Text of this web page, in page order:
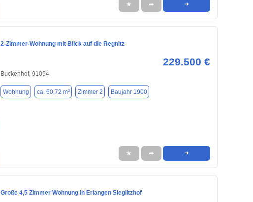
★ ➦ ➜
2-Zimmer-Wohnung mit Blick auf die Regnitz
229.500 €
Buckenhof, 91054
Wohnung ca. 60,72 m² Zimmer 2 Baujahr 1900
★ ➦ ➜
Große 4,5 Zimmer Wohnung in Erlangen Sieglitzhof